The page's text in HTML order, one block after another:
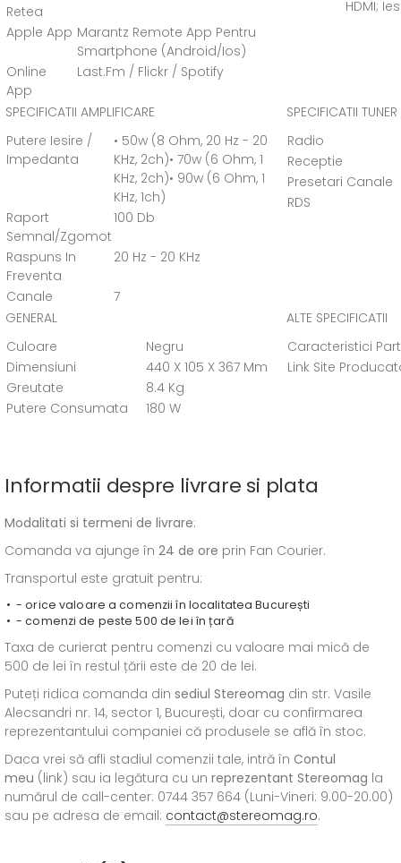
Retea
Apple App Marantz Remote App Pentru
Smartphone (Android/Ios)
Online
App
Last.Fm / Flickr / Spotify
HDMI;
SPECIFICATII AMPLIFICARE
Putere Iesire /
Impedanta
• 50w (8 Ohm, 20 Hz - 20
KHz, 2ch)• 70w (6 Ohm, 1
KHz, 2ch)• 90w (6 Ohm, 1
KHz, 1ch)
Raport
Semnal/Zgomot
100 Db
Raspuns In
Freventa
20 Hz - 20 KHz
Canale 7
SPECIFICATII TUNER
Radio
Receptie
Presetari Canale
RDS
GENERAL
Culoare
Negru
Dimensiuni
440 X 105 X 367 Mm
Greutate
8.4 Kg
Putere Consumata
180 W
ALTE SPECIFICATII
Caracteristici
Link Site
Informatii despre livrare si plata
Modalitati si termeni de livrare:
Comanda va ajunge în 24 de ore prin Fan Courier.
Transportul este gratuit pentru:
- orice valoare a comenzii în localitatea București
- comenzi de peste 500 de lei în țară
Taxa de curierat pentru comenzi cu valoare mai mică de
500 de lei în restul țării este de 20 de lei.
Puteți ridica comanda din sediul Stereomag din str. Vasile
Alecsandri nr. 14, sector 1, București, doar cu confirmarea
reprezentantului companiei că produsele se află în stoc.
Daca vrei să afli stadiul comenzii tale, intră în Contul
meu (link) sau ia legătura cu un reprezentant Stereomag la
numărul de call-center: 0744 357 664 (Luni-Vineri: 9.00-20.00)
sau pe adresa de email: contact@stereomag.ro.